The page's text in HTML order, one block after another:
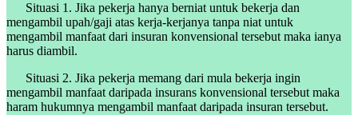
Situasi 1. Jika pekerja hanya berniat untuk bekerja dan
mengambil upah/gaji atas kerja-kerjanya tanpa niat untuk
mengambil manfaat dari insuran konvensional tersebut maka ianya
harus diambil.
Situasi 2. Jika pekerja memang dari mula bekerja ingin
mengambil manfaat daripada insurans konvensional tersebut maka
haram hukumnya mengambil manfaat daripada insuran tersebut.